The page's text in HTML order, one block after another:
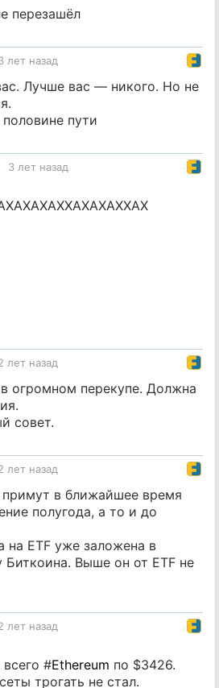
перезашёл
лет назад
Лучше вас — никого. Но не
пути
3 лет назад
лет назад
огромном перекупе. Должна
совет.
лет назад
примут в ближайшее время
полугода, а то и до
на ETF уже заложена в
Выше он от ETF не
лет назад
#Ethereum по $3426.
трогать не стал.